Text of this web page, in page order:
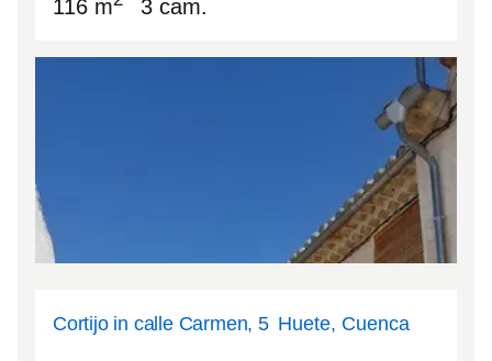
116 m 3 cam.
Cortijo in calle Carmen, 5 Huete, Cuenca